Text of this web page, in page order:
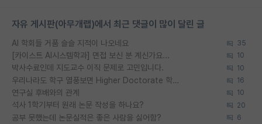
자유 게시판(아무개랩)에서 최근 댓글이 많이 달린 글
AI 학회들 거품 슬슬 지적이 나오네요 35
[카이스트 AI시스템학과] 면접 보신 분 계신가요... 10
박사수료인데 지도교수 이직 문제로 고민입니다. 10
우리나라도 학구 열풍보면 Higher Doctorate 학위가 필요하다고 봅니다. 16
연구실 후배와의 관계 10
석사 1학기부터 원래 논문 작성을 하나요? 20
공부 못했는데 논문실적은 좋은 사람을 싫어함? 6